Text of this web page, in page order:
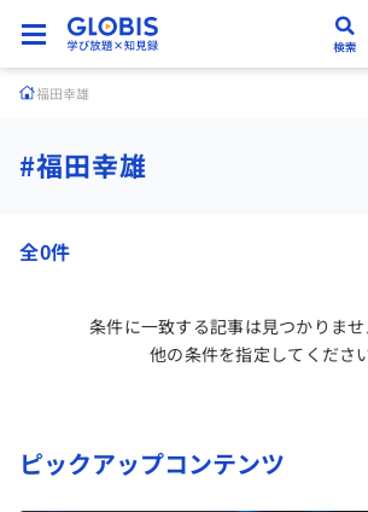
福田幸雄
#福田幸雄
全0件
条件に一致する記事は見つかりませ
他の条件を指定してください
ピックアップコンテンツ